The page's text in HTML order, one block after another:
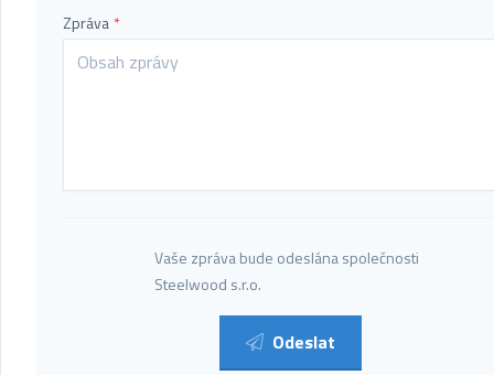
Zpráva *
Vaše zpráva bude odeslána společnosti
Steelwood s.r.o.
Odeslat